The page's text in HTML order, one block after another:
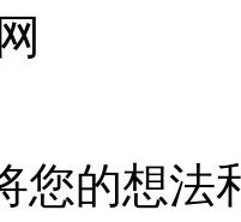
您的想法